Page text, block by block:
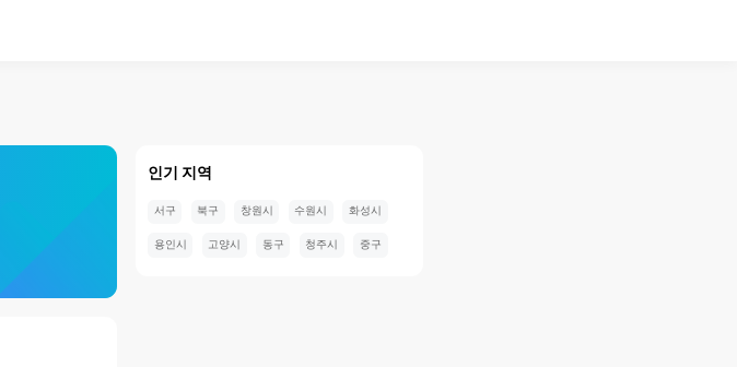
인기 지역
서구 북구 창원시 수원시 화성시
용인시 고양시 동구 청주시 중구